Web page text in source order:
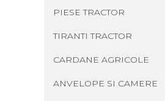
PIESE TRACTOR
TIRANTI TRACTOR
CARDANE AGRICOLE
ANVELOPE SI CAMERE